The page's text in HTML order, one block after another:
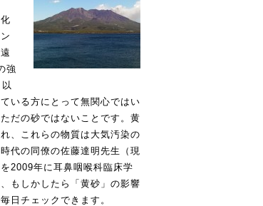
強
いる方にとって無関心ではい
だの砂ではないことです。黄
、これらの物質は大気汚染の
代の同僚の佐藤達明先生（現
2009年に耳鼻咽喉科臨床学
もしかしたら「黄砂」の影響
日チェックできます。